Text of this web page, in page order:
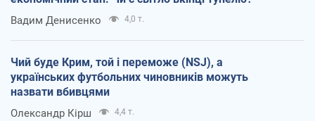
Вадим Денисенко 4,0 т.
Чий буде Крим, той і переможе (NSJ), а
українських футбольних чиновників можуть
назвати вбивцями
Олександр Кірш 4,4 т.